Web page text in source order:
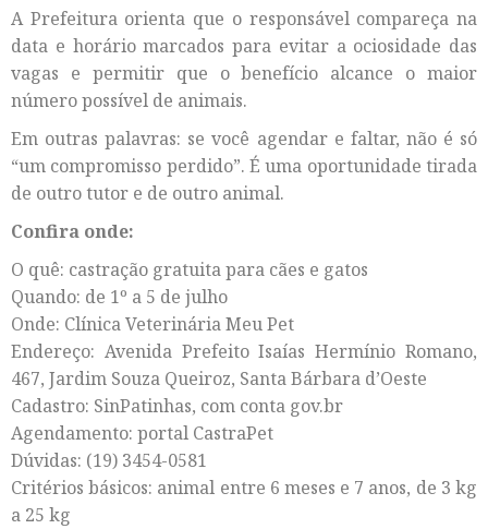
A Prefeitura orienta que o responsável compareça na
data e horário marcados para evitar a ociosidade das
vagas e permitir que o benefício alcance o maior
número possível de animais.
Em outras palavras: se você agendar e faltar, não é só
“um compromisso perdido”. É uma oportunidade tirada
de outro tutor e de outro animal.
Confira onde:
O quê: castração gratuita para cães e gatos
Quando: de 1º a 5 de julho
Onde: Clínica Veterinária Meu Pet
Endereço: Avenida Prefeito Isaías Hermínio Romano,
467, Jardim Souza Queiroz, Santa Bárbara d’Oeste
Cadastro: SinPatinhas, com conta gov.br
Agendamento: portal CastraPet
Dúvidas: (19) 3454-0581
Critérios básicos: animal entre 6 meses e 7 anos, de 3 kg
a 25 kg